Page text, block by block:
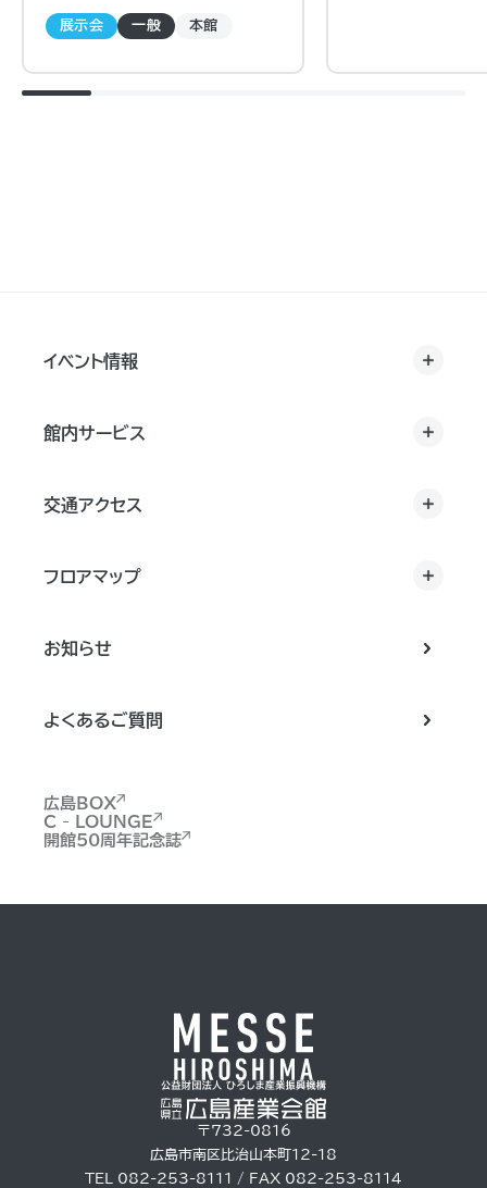
展示会 一般 本館
イベント情報
館内サービス
交通アクセス
フロアマップ
お知らせ
よくあるご質問
広島BOX
C - LOUNGE
開館50周年記念誌
〒732-0816
広島市南区比治山本町12-18
TEL 082-253-8111 / FAX 082-253-8114